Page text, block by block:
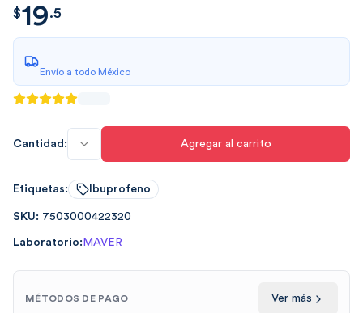
$19.5
$19.5
Envío a todo México
Cantidad: Agregar al carrito
Etiquetas: Ibuprofeno
SKU: 7503000422320
Laboratorio: MAVER
MÉTODOS DE PAGO Ver más